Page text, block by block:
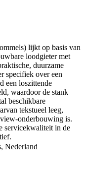
lijkt op basis van
loodgieter met
duurzame
specifiek over een
een loszittende
waardoor de stank
beschikbare
tekstueel leeg,
onderbouwing is.
servicekwaliteit in de
Nederland